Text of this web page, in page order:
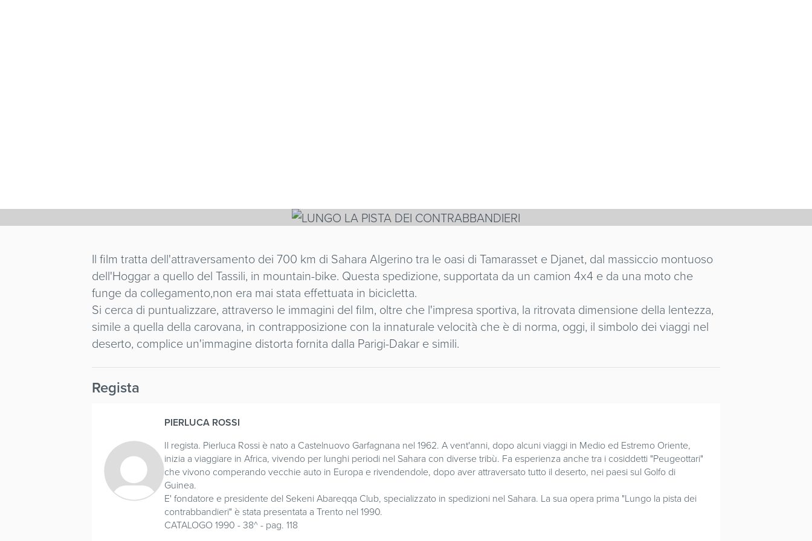
Il film tratta dell'attraversamento dei 700 km di Sahara Algerino tra le oasi di Tamarasset e Djanet, dal massiccio montuoso
dell'Hoggar a quello del Tassili, in mountain-bike. Questa spedizione, supportata da un camion 4x4 e da una moto che
funge da collegamento,non era mai stata effettuata in bicicletta.
Si cerca di puntualizzare, attraverso le immagini del film, oltre che l'impresa sportiva, la ritrovata dimensione della lentezza,
simile a quella della carovana, in contrapposizione con la innaturale velocità che è di norma, oggi, il simbolo dei viaggi nel
deserto, complice un'immagine distorta fornita dalla Parigi-Dakar e simili.
Regista
PIERLUCA ROSSI
Il regista. Pierluca Rossi è nato a Castelnuovo Garfagnana nel 1962. A vent'anni, dopo alcuni viaggi in Medio ed Estremo Oriente,
inizia a viaggiare in Africa, vivendo per lunghi periodi nel Sahara con diverse tribù. Fa esperienza anche tra i cosiddetti "Peugeottari"
che vivono comperando vecchie auto in Europa e rivendendole, dopo aver attraversato tutto il deserto, nei paesi sul Golfo di
Guinea.
E' fondatore e presidente del Sekeni Abareqqa Club, specializzato in spedizioni nel Sahara. La sua opera prima "Lungo la pista dei
contrabbandieri" è stata presentata a Trento nel 1990.
CATALOGO 1990 - 38^ - pag. 118